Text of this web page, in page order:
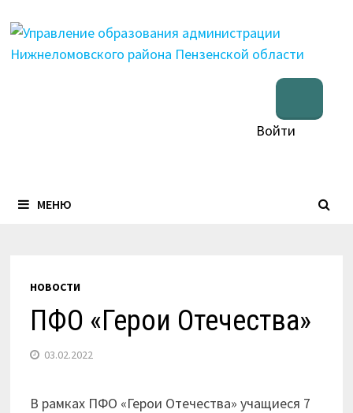
содержимому
Войти
МЕНЮ
НОВОСТИ
ПФО «Герои Отечества»
03.02.2022
В рамках ПФО «Герои Отечества» учащиеся 7